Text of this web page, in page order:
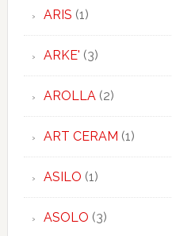
ARIS (1)
ARKE' (3)
AROLLA(2)
ART CERAM (1)
ASILO (1)
ASOLO (3)